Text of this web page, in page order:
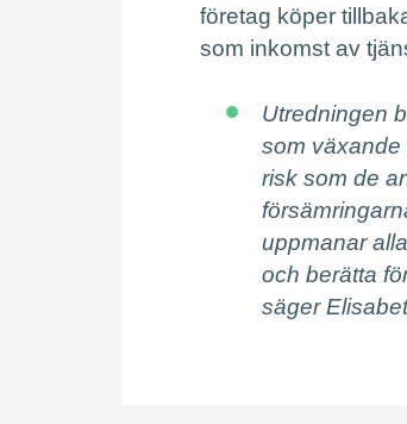
företag köper
som inkomst av
Utredningen
som växande
risk som de
uppmanar
och berätta
säger